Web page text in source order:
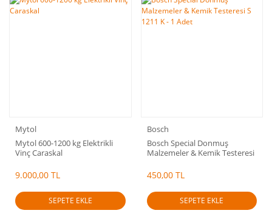
Mytol
Mytol 600-1200 kg Elektrikli
Vinç Caraskal
9.000,00 TL
SEPETE EKLE
Bosch
Bosch Special Donmuş
Malzemeler & Kemik Testeresi
450,00 TL
SEPETE EKLE